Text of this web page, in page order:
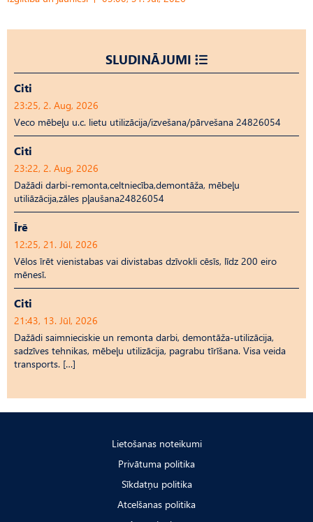
SLUDINĀJUMI
Citi
23:25, 2. Aug, 2026
Veco mēbeļu u.c. lietu utilizācija/izvešana/pārvešana 24826054
Citi
23:22, 2. Aug, 2026
Dažādi darbi-remonta,celtniecība,demontāža, mēbeļu
utiliāzācija,zāles pļaušana24826054
Īrē
12:25, 21. Jūl, 2026
Vēlos īrēt vienistabas vai divistabas dzīvokli cēsīs, līdz 200 eiro
mēnesī.
Citi
21:43, 13. Jūl, 2026
Dažādi saimnieciskie un remonta darbi, demontāža-utilizācija,
sadzīves tehnikas, mēbeļu utilizācija, pagrabu tīrīšana. Visa veida
transports. […]
Lietošanas noteikumi
Privātuma politika
Sīkdatņu politika
Atcelšanas politika